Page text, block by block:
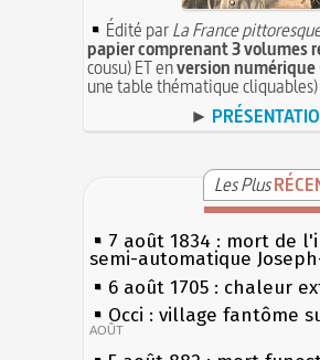
Édité parLa France
papier comprenant 3 volumes
cousu) ET enversion numérique
une table thématique cliquables)
►
Les Plus
7 août 1834 : mort de
semi-automatique
6 août 1705 : chaleur
Occi : village fantôme
AOÛT